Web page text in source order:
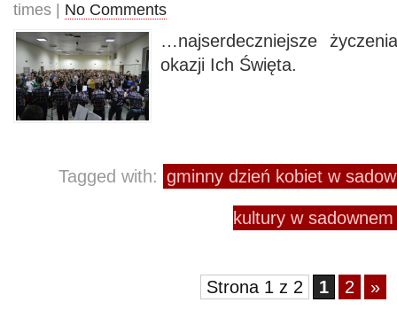
times | No Comments
…najserdeczniejsze
okazji Ich Święta.
Tagged with: gminny dzień kobiet w
kultury w sadownem
Strona 1 z 2 1 2 »